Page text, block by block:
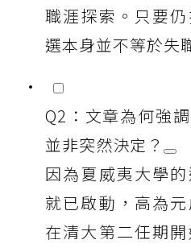
職涯探索。只要
選本身並不等於失
Q2：文章為何強
並非突然決定？
因為夏威夷大學
就已啟動，高為
在清大第二任期